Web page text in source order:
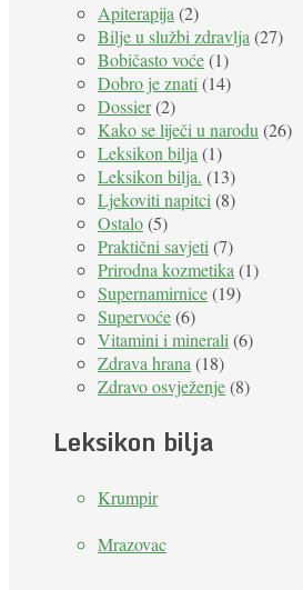
Apiterapija (2)
Bilje u službi zdravlja (27)
Bobičasto voće(1)
Dobro je znati (14)
Dossier(2)
Kako se liječi u narodu (26)
Leksikon bilja (1)
Leksikon bilja. (13)
Ljekoviti napitci (8)
Ostalo(5)
Praktični savjeti (7)
Prirodna kozmetika (1)
Supernamirnice(19)
Supervoće(6)
Vitamini i minerali (6)
Zdrava hrana (18)
Zdravo osvježenje(8)
Leksikon bilja
Krumpir
Mrazovac